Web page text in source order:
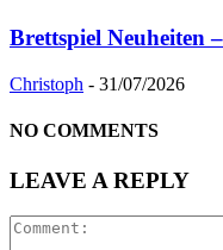
Brettspiel Neuheiten
Christoph - 31/07/2026
NO COMMENTS
LEAVE A REPLY